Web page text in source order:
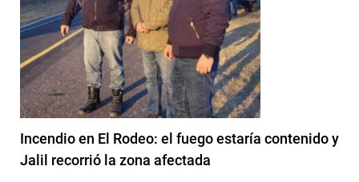
Incendio en El Rodeo: el fuego estaría contenido y
Jalil recorrió la zona afectada